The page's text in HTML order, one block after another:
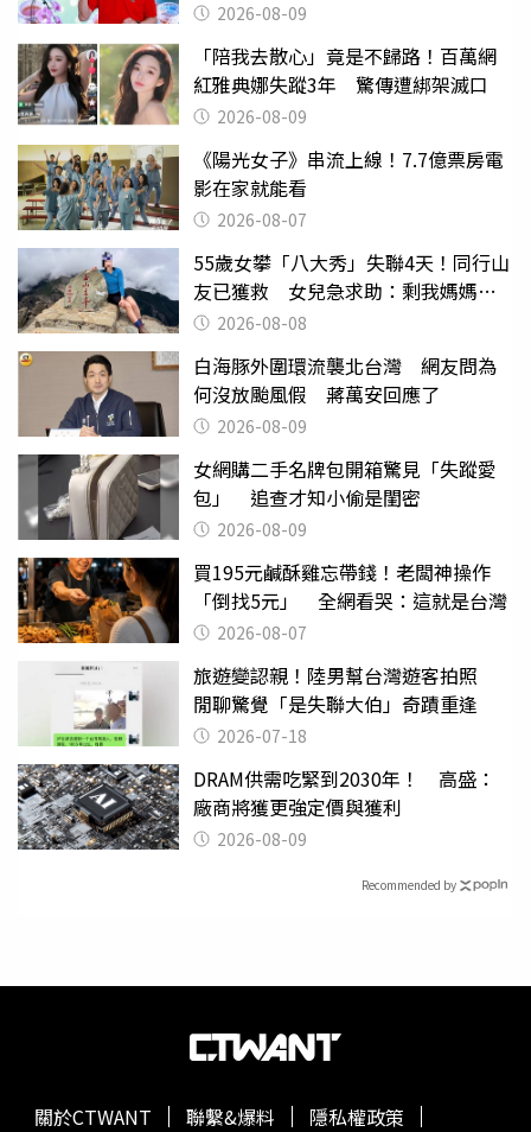
2026-08-09
「陪我去散心」竟是不歸路！百萬網
紅雅典娜失蹤3年 驚傳遭綁架滅口
2026-08-09
《陽光女子》串流上線！7.7億票房電
影在家就能看
2026-08-07
55歲女攀「八大秀」失聯4天！同行山
友已獲救 女兒急求助：剩我媽媽還
沒找到
2026-08-08
白海豚外圍環流襲北台灣 網友問為
何沒放颱風假 蔣萬安回應了
2026-08-09
女網購二手名牌包開箱驚見「失蹤愛
包」 追查才知小偷是閨密
2026-08-09
買195元鹹酥雞忘帶錢！老闆神操作
「倒找5元」 全網看哭：這就是台灣
2026-08-07
旅遊變認親！陸男幫台灣遊客拍照
閒聊驚覺「是失聯大伯」奇蹟重逢
2026-07-18
DRAM供需吃緊到2030年！ 高盛：
廠商將獲更強定價與獲利
2026-08-09
Recommended by
關於CTWANT 聯繫&爆料 隱私權政策